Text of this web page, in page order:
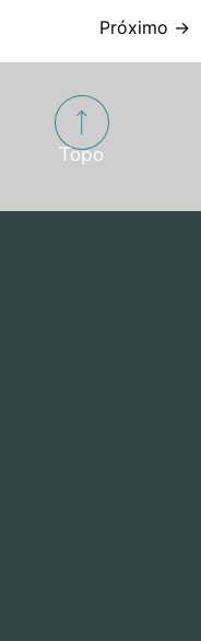
Próximo →
Topo